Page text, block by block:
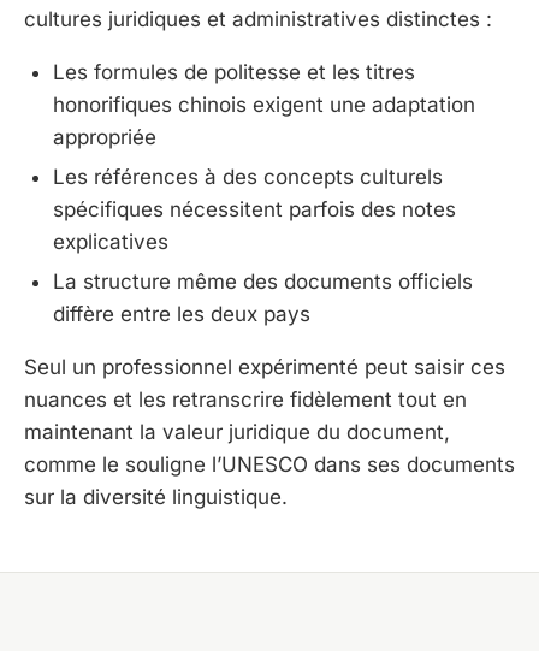
cultures juridiques et administratives distinctes :
Les formules de politesse et les titres
honorifiques chinois exigent une adaptation
appropriée
Les références à des concepts culturels
spécifiques nécessitent parfois des notes
explicatives
La structure même des documents officiels
diffère entre les deux pays
Seul un professionnel expérimenté peut saisir ces
nuances et les retranscrire fidèlement tout en
maintenant la valeur juridique du document,
comme le souligne l’UNESCO dans ses documents
sur la diversité linguistique.